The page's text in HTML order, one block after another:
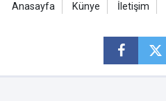
Anasayfa Künye İletişim